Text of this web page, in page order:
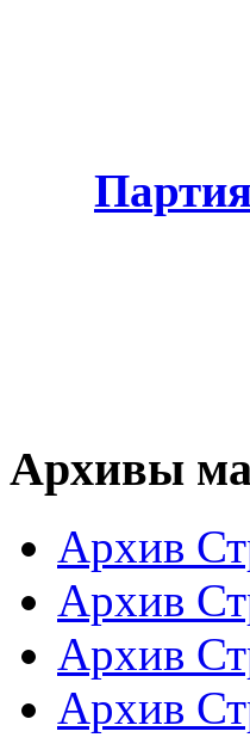
Архивы
Архив
Архив
Архив
Архив